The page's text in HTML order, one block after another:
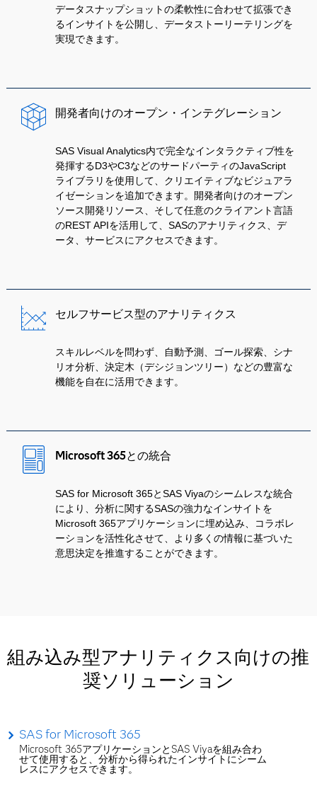
データスナップショットの柔軟性に合わせて拡張でき
るインサイトを公開し、データストーリーテリングを
実現できます。
開発者向けのオープン・インテグレーション
SAS Visual Analytics内で完全なインタラクティブ性を
発揮するD3やC3などのサードパーティのJavaScript
ライブラリを使用して、クリエイティブなビジュアラ
イゼーションを追加できます。開発者向けのオープン
ソース開発リソース、そして任意のクライアント言語
のREST APIを活用して、SASのアナリティクス、デ
ータ、サービスにアクセスできます。
セルフサービス型のアナリティクス
スキルレベルを問わず、自動予測、ゴール探索、シナ
リオ分析、決定木（デシジョンツリー）などの豊富な
機能を自在に活用できます。
Microsoft 365との統合
SAS for Microsoft 365とSAS Viyaのシームレスな統合
により、分析に関するSASの強力なインサイトを
Microsoft 365アプリケーションに埋め込み、コラボレ
ーションを活性化させて、より多くの情報に基づいた
意思決定を推進することができます。
組み込み型アナリティクス向けの推
奨ソリューション
SAS for Microsoft 365
Microsoft 365アプリケーションとSAS Viyaを組み合わ
せて使用すると、分析から得られたインサイトにシーム
レスにアクセスできます。